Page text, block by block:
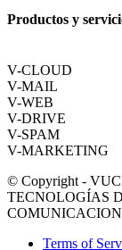
Productos y
V-CLOUD
V-MAIL
V-WEB
V-DRIVE
V-SPAM
V-MARKETING
© Copyright -
TECNOLOGÍAS
Terms of